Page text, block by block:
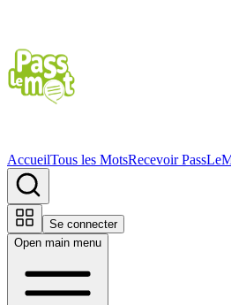
AccueilTous les MotsRecevoir
Se connecter
Open main menu